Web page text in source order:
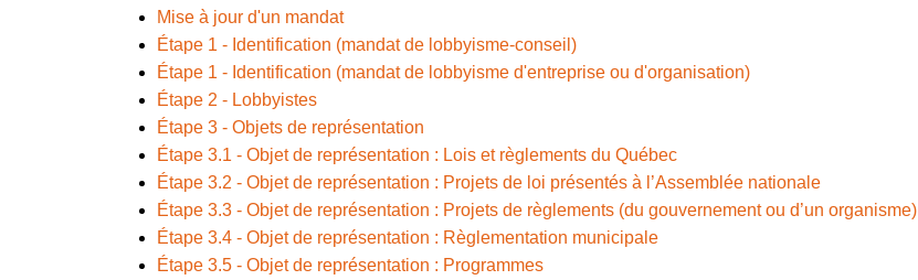
Mise à jour d'un mandat
Étape 1 - Identification (mandat de lobbyisme-conseil)
Étape 1 - Identification (mandat de lobbyisme d'entreprise ou d'organisation)
Étape 2 - Lobbyistes
Étape 3 - Objets de représentation
Étape 3.1 - Objet de représentation : Lois et règlements du Québec
Étape 3.2 - Objet de représentation : Projets de loi présentés à l’Assemblée nationale
Étape 3.3 - Objet de représentation : Projets de règlements (du gouvernement ou d’un organisme)
Étape 3.4 - Objet de représentation : Règlementation municipale
Étape 3.5 - Objet de représentation : Programmes